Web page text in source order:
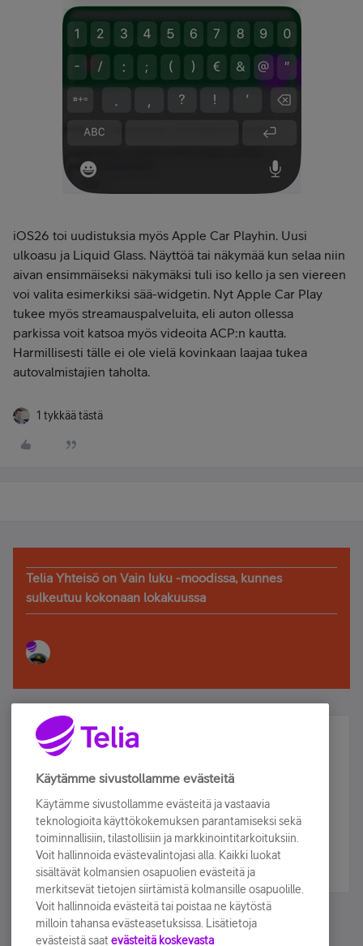
iOS26 toi uudistuksia myös Apple Car Playhin. Uusi
ulkoasu ja Liquid Glass. Näyttöä tai näkymää kun selaa niin
aivan ensimmäiseksi näkymäksi tuli iso kello ja sen viereen
voi valita esimerkiksi sää-widgetin. Nyt Apple Car Play
tukee myös streamauspalveluita, eli auton ollessa
parkissa voit katsoa myös videoita ACP:n kautta.
Harmillisesti tälle ei ole vielä kovinkaan laajaa tukea
autovalmistajien taholta.
1 tykkää tästä
Telia Yhteisö on Vain luku -moodissa, kunnes
sulkeutuu kokonaan lokakuussa
Älä jää paitsi – osallistu ja voita!
Tilaa Telian uutiskirje ja olet mukana arvonnassa.
sähköpostiisi.
Tilaa nyt
Käytämme sivustollamme evästeitä
Käytämme sivustollamme evästeitä ja vastaavia
teknologioita käyttökokemuksen parantamiseksi sekä
toiminnallisiin, tilastollisiin ja markkinointitarkoituksiin.
Voit hallinnoida evästevalintojasi alla. Kaikki luokat
sisältävät kolmansien osapuolien evästeitä ja
merkitsevät tietojen siirtämistä kolmansille osapuolille.
Voit hallinnoida evästeitä tai poistaa ne käytöstä
milloin tahansa evästeasetuksissa. Lisätietoja
evästeistä saat evästeitä koskevasta